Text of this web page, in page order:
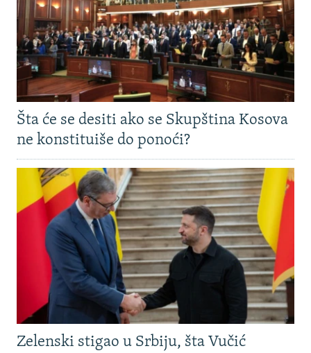
Šta će se desiti ako se Skupština Kosova
ne konstituiše do ponoći?
Zelenski stigao u Srbiju, šta Vučić